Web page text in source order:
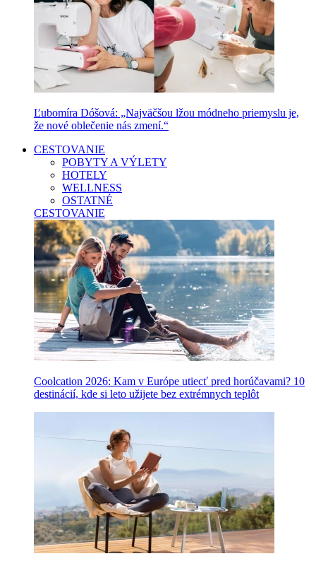
Ľubomíra Dóšová: „Najväčšou lžou módneho priemyslu je,
že nové oblečenie nás zmení.“
CESTOVANIE
POBYTY A VÝLETY
HOTELY
WELLNESS
OSTATNÉ
CESTOVANIE
Coolcation 2026: Kam v Európe utiecť pred horúčavami? 10
destinácií, kde si leto užijete bez extrémnych teplôt